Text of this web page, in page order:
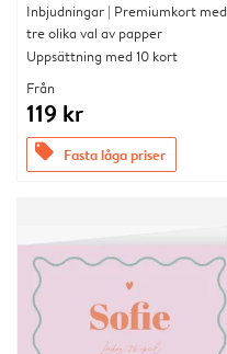
Inbjudningar | Premiumkort med
tre olika val av papper
Uppsättning med 10 kort
Från
119 kr
offers Fasta låga priser